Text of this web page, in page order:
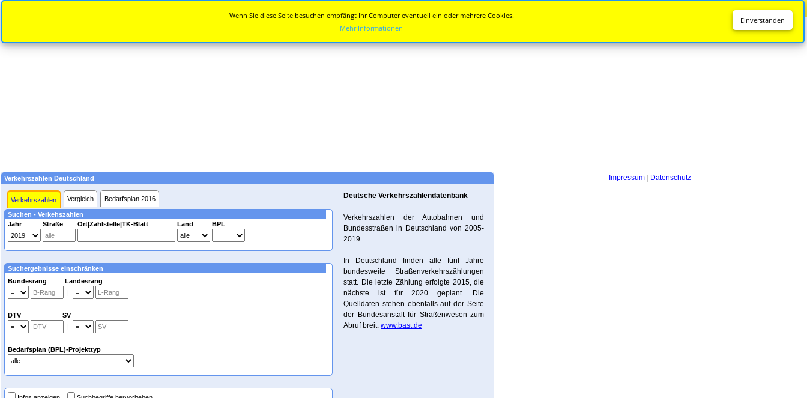
Verkehrszahlen Deutschland
Verkehrszahlen Vergleich Bedarfsplan 2016
Suchen - Verkehszahlen
Jahr
Straße Ort|Zählstelle|TK-Blatt Land BPL
Suchergebnisse einschränken
Bundesrang Landesrang
|
DTV SV
|
Bedarfsplan (BPL)-Projekttyp
Deutsche Verkehrszahlendatenbank
Verkehrszahlen der Autobahnen und
Bundesstraßen in Deutschland von 2005-
2019.
In Deutschland finden alle fünf Jahre
bundesweite Straßenverkehrszählungen
statt. Die letzte Zählung erfolgte 2015, die
nächste ist für 2020 geplant. Die
Quelldaten stehen ebenfalls auf der Seite
der Bundesanstalt für Straßenwesen zum
Abruf breit: www.bast.de
Impressum| Datenschutz
Einverstanden
Wenn Sie diese Seite besuchen empfängt Ihr Computer eventuell ein oder mehrere Cookies.
Mehr Informationen